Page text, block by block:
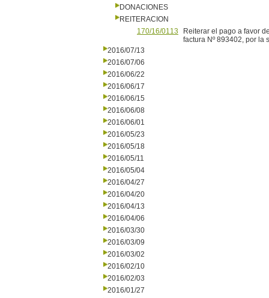
DONACIONES
REITERACION
170/16/0113
Reiterar el pago a favor
factura Nº 893402, por la
2016/07/13
2016/07/06
2016/06/22
2016/06/17
2016/06/15
2016/06/08
2016/06/01
2016/05/23
2016/05/18
2016/05/11
2016/05/04
2016/04/27
2016/04/20
2016/04/13
2016/04/06
2016/03/30
2016/03/09
2016/03/02
2016/02/10
2016/02/03
2016/01/27